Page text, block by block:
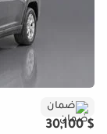
ضمان
$ 30,100